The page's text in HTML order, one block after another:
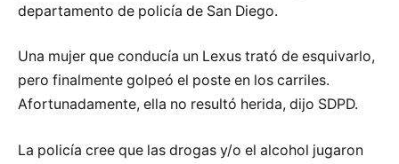
departamento de policía de San Diego.
Una mujer que conducía un Lexus trató de esquivarlo,
pero finalmente golpeó el poste en los carriles.
Afortunadamente, ella no resultó herida, dijo SDPD.
La policía cree que las drogas y/o el alcohol jugaron